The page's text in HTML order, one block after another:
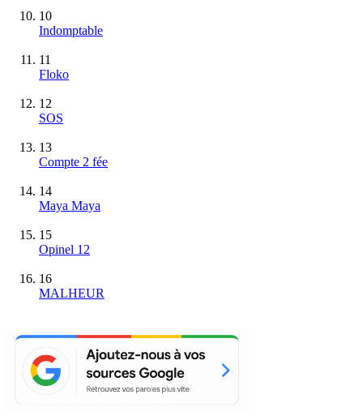
10
Indomptable
11
Floko
12
SOS
13
Compte 2 fée
14
Maya Maya
15
Opinel 12
16
MALHEUR